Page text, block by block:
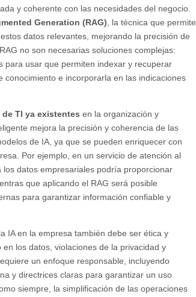
y coherente con las necesidades del negocio.
Generation (RAG) , la técnica que permite
datos relevantes, mejorando la precisión de
no son necesarias soluciones complejas:
para usar que permiten indexar y recuperar
e incorporarla en las indicaciones
TI ya existentes en la organización y
mejora la precisión y coherencia de las
de IA, ya que se pueden enriquecer con
Por ejemplo, en un servicio de atención al
datos empresariales podría proporcionar
que aplicando el RAG será posible
para garantizar información confiable y
IA en la empresa también debe ser ética y
en los datos, violaciones de la privacidad y
un enfoque responsable, incluyendo
y directrices claras para garantizar un uso
siempre, la simplificación de las operaciones